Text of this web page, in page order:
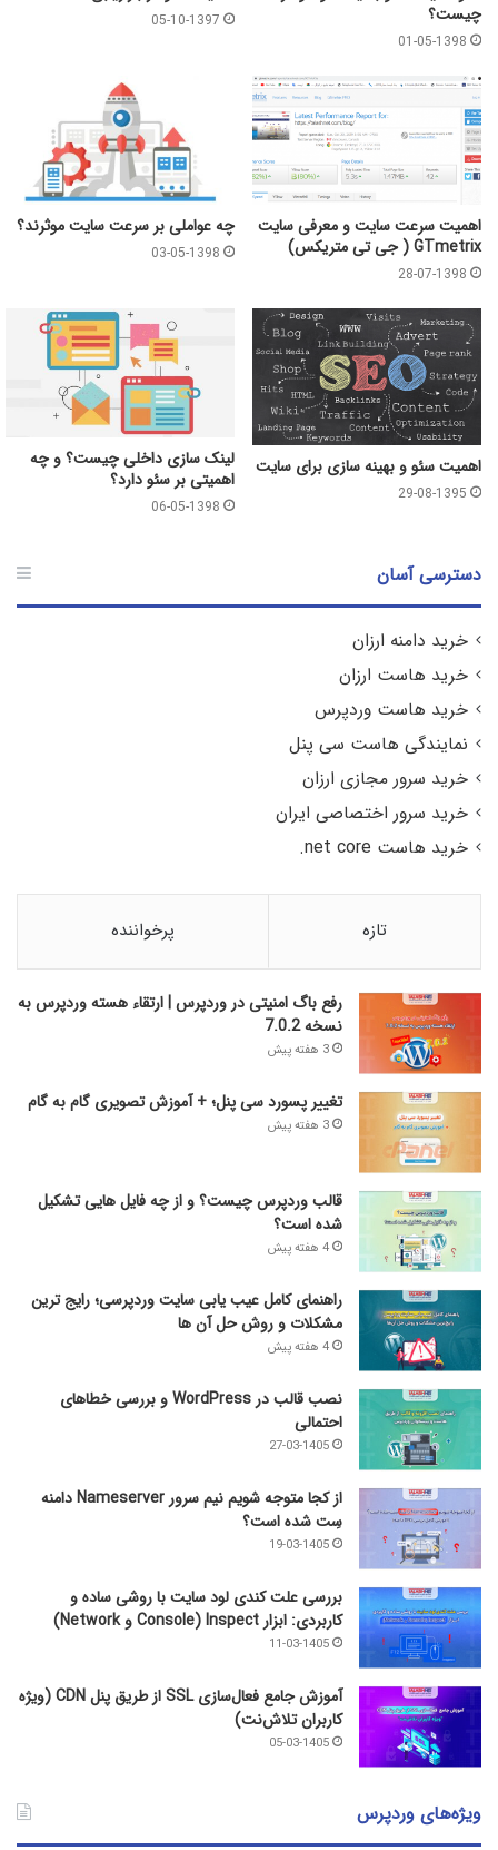
چیست؟
01-05-1398
05-10-1397
اهمیت سرعت سایت و معرفی سایت
GTmetrix ( جی تی متریکس)
28-07-1398
چه عواملی بر سرعت سایت موثرند؟
03-05-1398
اهمیت سئو و بهینه سازی برای سایت
29-08-1395
لینک سازی داخلی چیست؟ و چه
اهمیتی بر سئو دارد؟
06-05-1398
دسترسی آسان
خرید دامنه ارزان
خرید هاست ارزان
خرید هاست وردپرس
نمایندگی هاست سی پنل
خرید سرور مجازی ارزان
خرید سرور اختصاصی ایران
خرید هاست net core.
تازه پرخواننده
رفع باگ امنیتی در وردپرس | ارتقاء هسته وردپرس به
نسخه 7.0.2
3 هفته پیش
تغییر پسورد سی پنل؛ + آموزش تصویری گام به گام
3 هفته پیش
قالب وردپرس چیست؟ و از چه فایل­ هایی تشکیل
شده است؟
4 هفته پیش
راهنمای کامل عیب‌ یابی سایت وردپرسی؛ رایج‌ ترین
مشکلات و روش حل آن‌ ها
4 هفته پیش
نصب قالب در WordPress و بررسی خطاهای
احتمالی
27-03-1405
از کجا متوجه شویم نیم ‌سرور Nameserver دامنه
سِت شده است؟
19-03-1405
بررسی علت کندی لود سایت با روشی ساده و
کاربردی: ابزار Inspect (Console و Network)
11-03-1405
آموزش جامع فعال‌سازی SSL از طریق پنل CDN (ویژه
کاربران تلاش‌نت)
05-03-1405
ویژه‌های وردپرس